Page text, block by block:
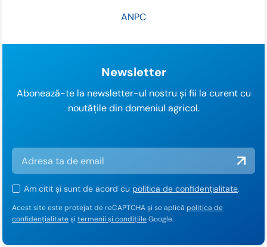
ANPC
Newsletter
Abonează-te la newsletter-ul nostru și fii la curent cu
noutățile din domeniul agricol.
Am citit și sunt de acord cu politica de confidențialitate.
Acest site este protejat de reCAPTCHA și se aplică politica de
confidențialitateși termenii și condițiileGoogle.